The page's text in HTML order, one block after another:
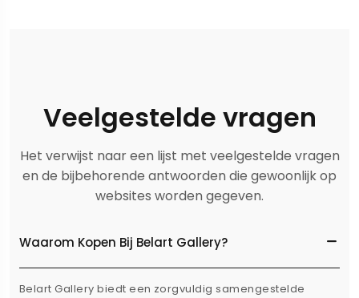
Veelgestelde vragen
Het verwijst naar een lijst met veelgestelde vragen
en de bijbehorende antwoorden die gewoonlijk op
websites worden gegeven.
Waarom Kopen Bij Belart Gallery?
Belart Gallery biedt een zorgvuldig samengestelde